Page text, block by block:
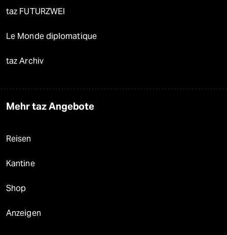
taz FUTURZWEI
Le Monde diplomatique
taz Archiv
Mehr taz Angebote
Reisen
Kantine
Shop
Anzeigen